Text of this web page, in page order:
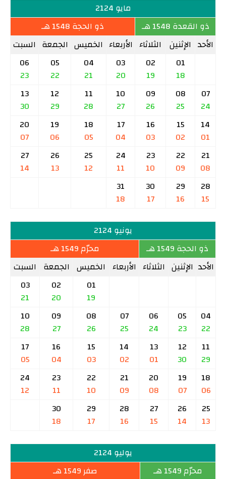
مايو 2124
ذو القعدة 1548 هـ
ذو الحجة 1548 هـ
الأحد الإثنين الثلاثاء الأربعاء الخميس الجمعة السبت
01
18
02
19
03
20
04
21
05
22
06
23
07
24
08
25
09
26
10
27
11
28
12
29
13
30
14
01
15
02
16
03
17
04
18
05
19
06
20
07
21
08
22
09
23
10
24
11
25
12
26
13
27
14
28
15
29
16
30
17
31
18
يونيو 2124
ذو الحجة 1549 هـ
محرّم 1549 هـ
الأحد الإثنين الثلاثاء الأربعاء الخميس الجمعة السبت
01
19
02
20
03
21
04
22
05
23
06
24
07
25
08
26
09
27
10
28
11
29
12
30
13
01
14
02
15
03
16
04
17
05
18
06
19
07
20
08
21
09
22
10
23
11
24
12
25
13
26
14
27
15
28
16
29
17
30
18
يوليو 2124
محرّم 1549 هـ
صفر 1549 هـ